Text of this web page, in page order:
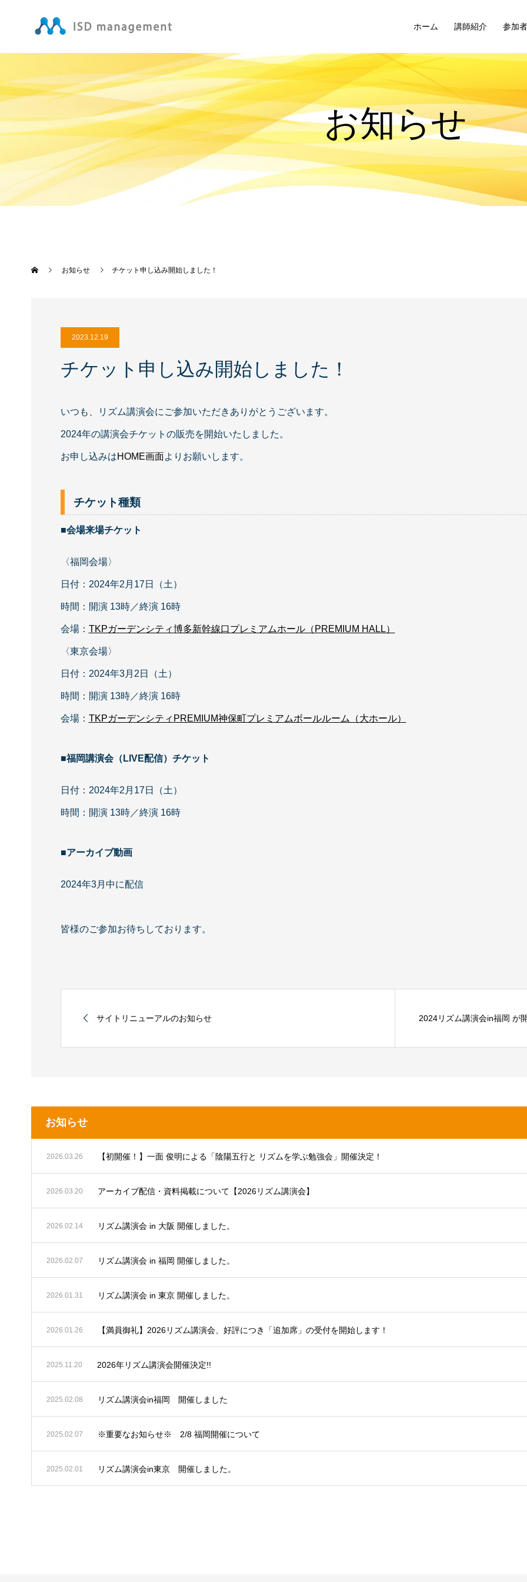
ホーム 講師紹介 参加
お知らせ
お知らせ チケット申し込み開始しました！
2023.12.19
チケット申し込み開始しました！
いつも、リズム講演会にご参加いただきありがとうございます。
2024年の講演会チケットの販売を開始いたしました。
お申し込みはHOME画面よりお願いします。
チケット種類
■会場来場チケット
〈福岡会場〉
日付：2024年2月17日（土）
時間：開演 13時／終演 16時
会場： TKPガーデンシティ博多新幹線口プレミアムホール（PREMIUM HALL）
〈東京会場〉
日付：2024年3月2日（土）
時間：開演 13時／終演 16時
会場： TKPガーデンシティPREMIUM神保町プレミアムボールルーム（大ホール）
■福岡講演会（LIVE配信）チケット
日付：2024年2月17日（土）
時間：開演 13時／終演 16時
■アーカイブ動画
2024年3月中に配信
皆様のご参加お待ちしております。
サイトリニューアルのお知らせ 2024リズム講演会in福岡 が
お知らせ
2026.03.26 【初開催！】一面 俊明による「陰陽五行と リズムを学ぶ勉強会」開催決定！
2026.03.20 アーカイブ配信・資料掲載について【2026リズム講演会】
2026.02.14 リズム講演会 in 大阪 開催しました。
2026.02.07 リズム講演会 in 福岡 開催しました。
2026.01.31 リズム講演会 in 東京 開催しました。
2026.01.26 【満員御礼】2026リズム講演会、好評につき「追加席」の受付を開始します！
2025.11.20 2026年リズム講演会開催決定!!
2025.02.08 リズム講演会in福岡 開催しました
2025.02.07 ※重要なお知らせ※ 2/8 福岡開催について
2025.02.01 リズム講演会in東京 開催しました。